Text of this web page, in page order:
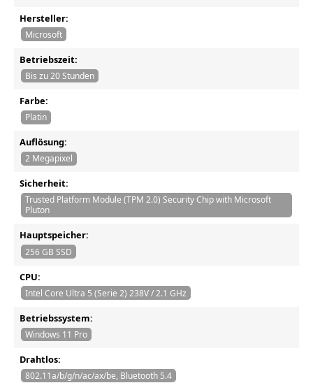
Hersteller:
Microsoft
Betriebszeit:
Bis zu 20 Stunden
Farbe:
Platin
Auflösung:
2 Megapixel
Sicherheit:
Trusted Platform Module (TPM 2.0) Security Chip with Microsoft
Pluton
Hauptspeicher:
256 GB SSD
CPU:
Intel Core Ultra 5 (Serie 2) 238V / 2.1 GHz
Betriebssystem:
Windows 11 Pro
Drahtlos:
802.11a/b/g/n/ac/ax/be, Bluetooth 5.4